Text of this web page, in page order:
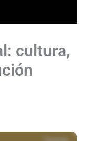
cultura,